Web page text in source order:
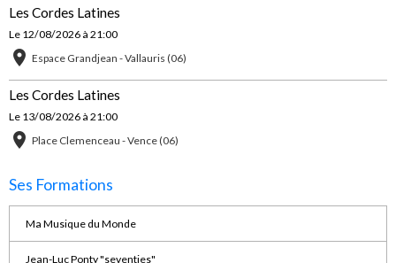
Les Cordes Latines
Le 12/08/2026 à 21:00
Espace Grandjean - Vallauris (06)
Les Cordes Latines
Le 13/08/2026 à 21:00
Place Clemenceau - Vence (06)
Ses Formations
Ma Musique du Monde
Jean-Luc Ponty "seventies"